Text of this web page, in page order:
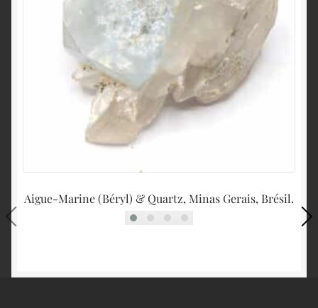
Aigue-Marine (Béryl) & Quartz, Minas Gerais, Brésil.